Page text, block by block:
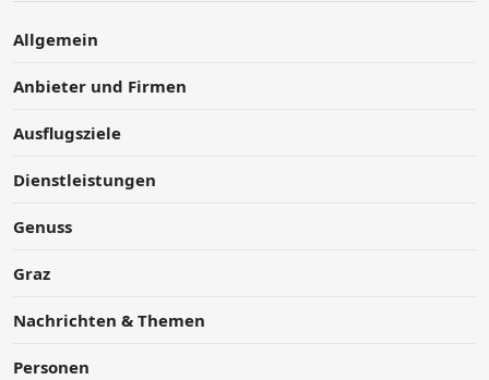
Allgemein
Anbieter und Firmen
Ausflugsziele
Dienstleistungen
Genuss
Graz
Nachrichten & Themen
Personen